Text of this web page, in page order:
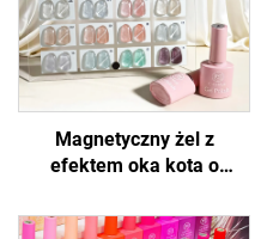
Magnetyczny żel z
efektem oka kota o